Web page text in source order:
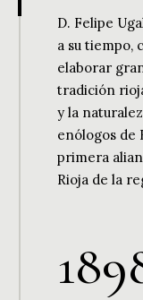
D. Felipe
a su tiempo,
elaborar
tradición
y la
enólogos de
primera
Rioja de la
189